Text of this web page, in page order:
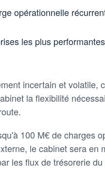
opérationnelle
les plus
incertain et volatile,
la flexibilité
100 M€ de charges
le cabinet sera en
les flux de trésorerie